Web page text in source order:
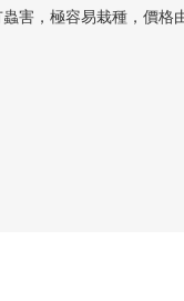
害，極容易栽種，價